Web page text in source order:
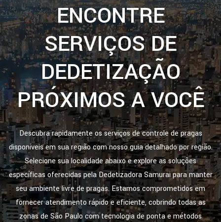
ENCONTRE
SERVIÇOS DE
DEDETIZAÇÃO
PRÓXIMOS A VOCÊ
Descubra rapidamente os serviços de controle de pragas
disponíveis em sua região com nosso guia detalhado por região.
Selecione sua localidade abaixo e explore as soluções
específicas oferecidas pela Dedetizadora Samurai para manter
seu ambiente livre de pragas. Estamos comprometidos em
fornecer atendimento rápido e eficiente, cobrindo todas as
zonas de São Paulo com tecnologia de ponta e métodos